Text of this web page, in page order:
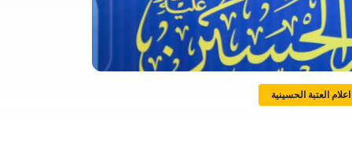
العتبة الحسينية